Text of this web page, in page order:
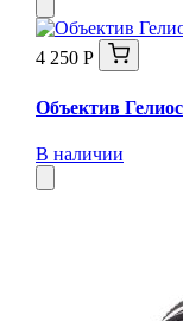
4 250 Р
Объектив
В наличии